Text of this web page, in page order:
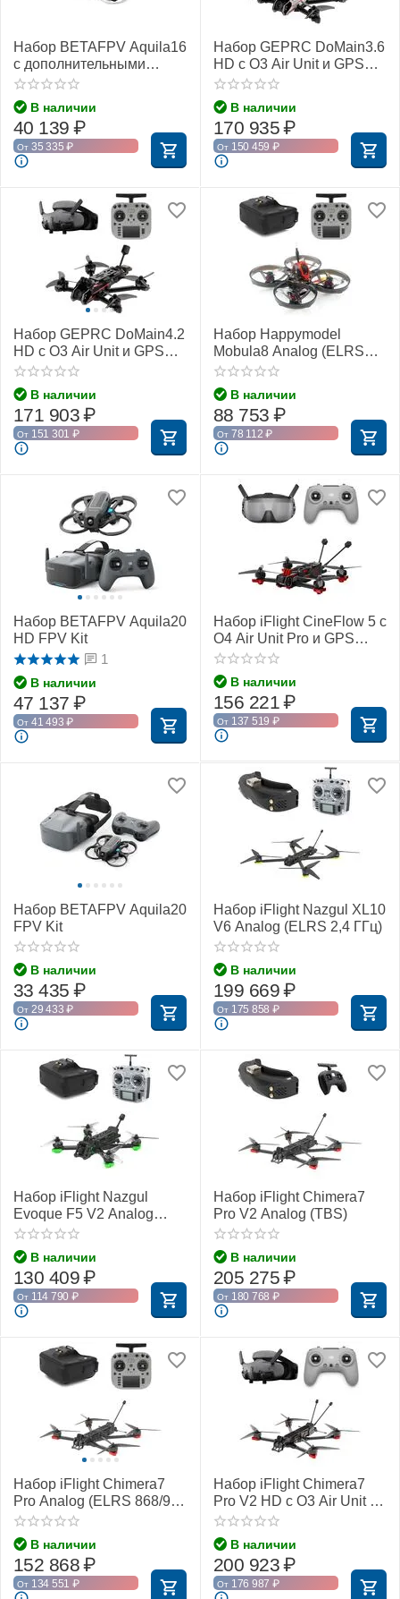
Набор BETAFPV Aquila16
с дополнительными
аккумуляторами
В наличии
40 139 ₽
От 35 335 ₽
Набор GEPRC DoMain3.6
HD с O3 Air Unit и GPS
(BNF-DJI)
В наличии
170 935₽
От 150 459 ₽
Набор GEPRC DoMain4.2
HD с O3 Air Unit и GPS
(ELRS 868/915 МГц)
В наличии
171 903₽
От 151 301 ₽
Набор Happymodel
Mobula8 Analog (ELRS
2,4 ГГц)
В наличии
88 753 ₽
От 78 112 ₽
Набор BETAFPV Aquila20
HD FPV Kit
1
В наличии
47 137 ₽
От 41 493 ₽
Набор iFlight CineFlow 5 c
O4 Air Unit Pro и GPS
(BNF-DJI)
В наличии
156 221₽
От 137 519 ₽
Набор BETAFPV Aquila20
FPV Kit
В наличии
33 435 ₽
От 29 433 ₽
Набор iFlight Nazgul XL10
V6 Analog (ELRS 2,4 ГГц)
В наличии
199 669₽
От 175 858 ₽
Набор iFlight Nazgul
Evoque F5 V2 Analog
(ELRS 2,4 ГГц)
В наличии
130 409₽
От 114 790 ₽
Набор iFlight Chimera7
Pro V2 Analog (TBS)
В наличии
205 275₽
От 180 768 ₽
Набор iFlight Chimera7
Pro Analog (ELRS 868/915
МГц)
В наличии
152 868₽
От 134 551 ₽
Набор iFlight Chimera7
Pro V2 HD с O3 Air Unit и
GPS (BNF-DJI)
В наличии
200 923₽
От 176 987 ₽